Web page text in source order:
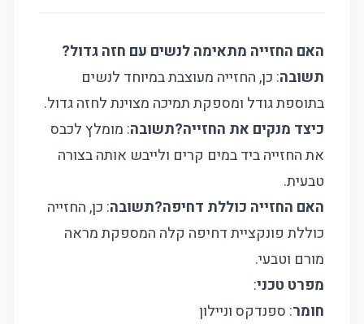
האם החזייה מתאימה לנשים עם חזה גדול?
תשובה: כן, החזייה מעוצבת במיוחד לנשים
בתוספת גודל ומספקת תמיכה מצוינת לחזה גדול.
כיצד מנקים את החזייה?תשובה: מומלץ לכבס
את החזייה ביד במים קרים ולייבש אותה בצורה
טבעית.
האם החזייה כוללת דחיפה?תשובה: כן, החזייה
כוללת פונקציית דחיפה קלה המספקת מראה
מורם וטבעי.
מפרט טכני:
חומר: ספנדקס וניילון